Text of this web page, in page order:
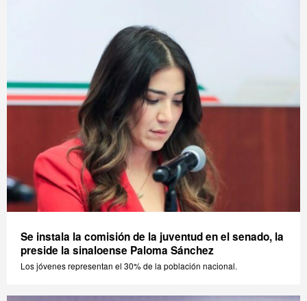
Se instala la comisión de la juventud en el senado, la
preside la sinaloense Paloma Sánchez
Los jóvenes representan el 30% de la población nacional.